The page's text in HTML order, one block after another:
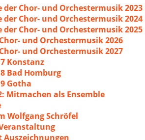
der Chor- und Orchestermusik 2023
der Chor- und Orchestermusik 2024
der Chor- und Orchestermusik 2025
und Orchestermusik 2026
und Orchestermusik 2027
Konstanz
Bad Homburg
Gotha
Mitmachen als Ensemble
Wolfgang Schröfel
Auszeichnungen